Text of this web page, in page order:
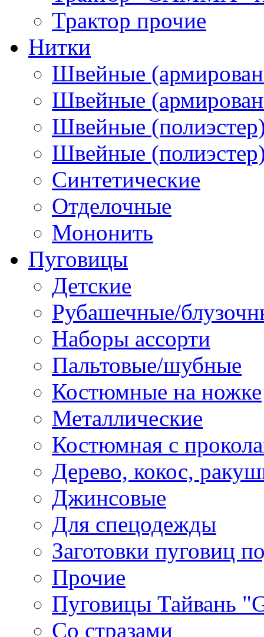
Трактор прочие
Нитки
Швейные
Швейные
Швейные
Швейные
Синтетические
Отделочные
Мононить
Пуговицы
Детские
Рубашечные/
Наборы ассорти
Пальтовые/шубные
Костюмные на ножке
Металлические
Костюмная с
Дерево, кокос,
Джинсовые
Для спецодежды
Заготовки пуговиц
Прочие
Пуговицы Тайвань
Со стразами